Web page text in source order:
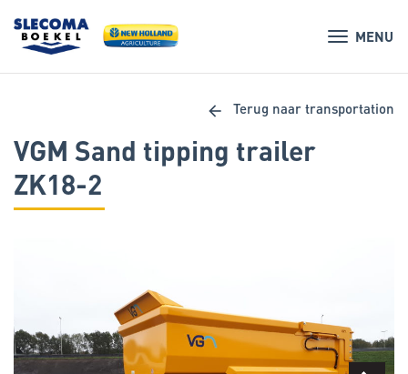
MENU
VGM Sand tipping trailer
ZK18-2
arrow_back Terug naar transportation